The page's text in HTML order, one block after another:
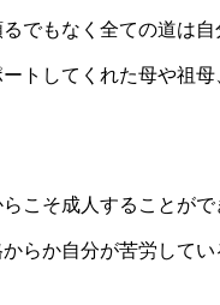
でもなく全ての道は
トしてくれた母や祖
こそ成人することが
らか自分が苦労して